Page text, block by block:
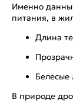
Именно
питания, в
Длина
Белесые
В природе